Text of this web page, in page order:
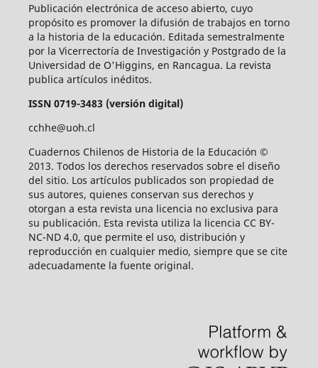
Publicación electrónica de acceso abierto, cuyo
propósito es promover la difusión de trabajos en torno
a la historia de la educación. Editada semestralmente
por la Vicerrectoría de Investigación y Postgrado de la
Universidad de O'Higgins, en Rancagua. La revista
publica artículos inéditos.
ISSN 0719-3483 (versión digital)
cchhe@uoh.cl
Cuadernos Chilenos de Historia de la Educación ©
2013. Todos los derechos reservados sobre el diseño
del sitio. Los artículos publicados son propiedad de
sus autores, quienes conservan sus derechos y
otorgan a esta revista una licencia no exclusiva para
su publicación. Esta revista utiliza la licencia CC BY-
NC-ND 4.0, que permite el uso, distribución y
reproducción en cualquier medio, siempre que se cite
adecuadamente la fuente original.